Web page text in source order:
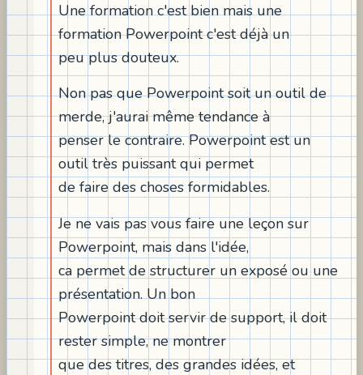
Une formation c'est bien mais une
formation Powerpoint c'est déjà un
peu plus douteux.
Non pas que Powerpoint soit un outil de
merde, j'aurai même tendance à
penser le contraire. Powerpoint est un
outil très puissant qui permet
de faire des choses formidables.
Je ne vais pas vous faire une leçon sur
Powerpoint, mais dans l'idée,
ca permet de structurer un exposé ou une
présentation. Un bon
Powerpoint doit servir de support, il doit
rester simple, ne montrer
que des titres, des grandes idées, et